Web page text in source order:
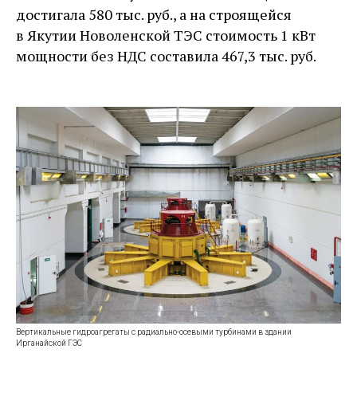
достигала 580 тыс. руб., а на строящейся
в Якутии Новоленской ТЭС стоимость 1 кВт
мощности без НДС составила 467,3 тыс. руб.
Вертикальные гидроагрегаты с радиально-осевыми турбинами в здании
Ирганайской ГЭС